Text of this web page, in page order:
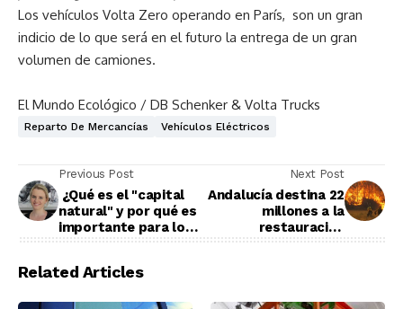
Los vehículos Volta Zero operando en París, son un gran
indicio de lo que será en el futuro la entrega de un gran
volumen de camiones.
El Mundo Ecológico / DB Schenker & Volta Trucks
Reparto De Mercancías Vehículos Eléctricos
Previous Post
¿Qué es el "capital
natural" y por qué es
importante para los
Next Post
Andalucía destina 22
millones a la
restauración
Related Articles